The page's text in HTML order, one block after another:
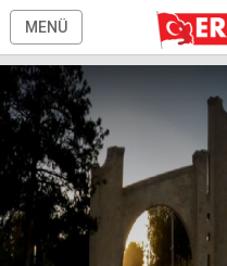
MENÜ